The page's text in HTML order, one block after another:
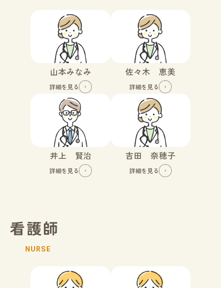
山本みなみ
詳細を見る
佐々木 恵美
詳細を見る
井上 賢治
詳細を見る
吉田 奈穂子
詳細を見る
看護師
NURSE